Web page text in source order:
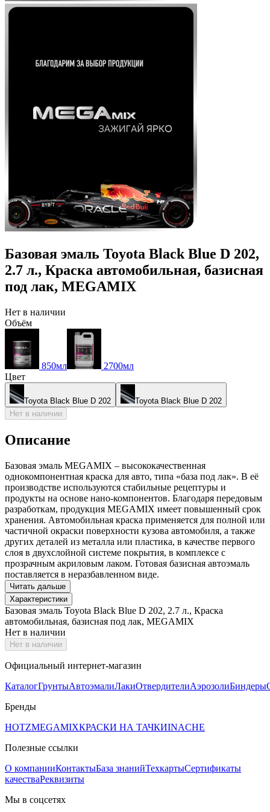
Базовая эмаль Toyota Black Blue D 202,
2.7 л., Краска автомобильная, базисная
под лак, MEGAMIX
Нет в наличии
Объём
850мл
2700мл
Цвет
Toyota Black Blue D 202
Toyota Black Blue D 202
Нет в наличии
Описание
Базовая эмаль MEGAMIX – высококачественная
однокомпонентная краска для авто, типа «база под лак». В её
производстве используются стабильные рецептуры и
продукты на основе нано-компонентов. Благодаря передовым
разработкам, продукция MEGAMIX имеет повышенный срок
хранения. Автомобильная краска применяется для полной или
частичной окраски поверхности кузова автомобиля, а также
других деталей из металла или пластика, в качестве первого
слоя в двухслойной системе покрытия, в комплексе с
прозрачным акриловым лаком. Готовая базисная автоэмаль
поставляется в неразбавленном виде.
Читать дальше
Характеристики
Базовая эмаль Toyota Black Blue D 202, 2.7 л., Краска
автомобильная, базисная под лак, MEGAMIX
Нет в наличии
Нет в наличии
Официальный интернет-магазин
КаталогГрунтыАвтоэмалиЛакиОтвердителиАэрозолиБиндеры
Бренды
HOTZMEGAMIXКРАСКИ НА ТАЧКИINACHE
Полезные ссылки
О компанииКонтактыБаза знанийТехкартыСертификаты
качестваРеквизиты
Мы в соцсетях